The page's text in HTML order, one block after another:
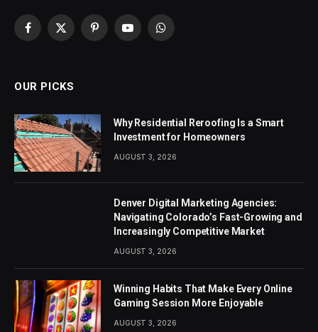
Facebook
X
PinterestYouTubeWhatsApp
OUR PICKS
Why Residential Reroofing Is a Smart
Investment for Homeowners
AUGUST 3, 2026
Denver Digital Marketing Agencies:
Navigating Colorado’s Fast-Growing and
Increasingly Competitive Market
AUGUST 3, 2026
Winning Habits That Make Every Online
Gaming Session More Enjoyable
AUGUST 3, 2026